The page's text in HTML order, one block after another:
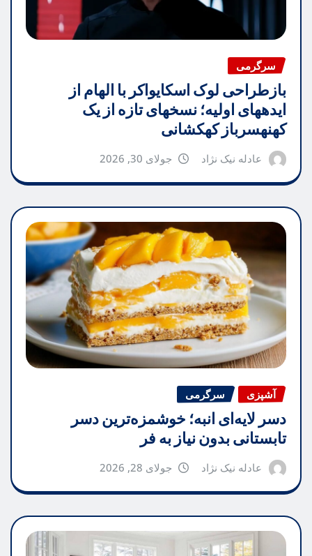
سرگرمی
بازطراحی لوک اسکایواکر با الهام از
ایدههای اولیه؛ نسخهای تازه از یک
کهنهسرباز کهکشانی
عادله نیک نژاد جولای 30, 2026
آشپزی سرگرمی
دسر لایه‌ای انبه؛ خوشمزه‌ترین دسر
تابستانی بدون نیاز به فر
عادله نیک نژاد جولای 28, 2026